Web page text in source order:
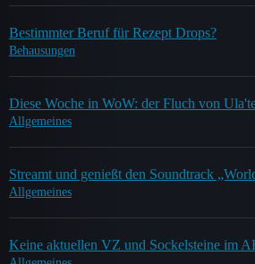
Bestimmter Beruf für Rezept Drops?
Behausungen
Diese Woche in WoW: der Fluch von
Allgemeines
Streamt und genießt den Soundtrack
Allgemeines
Keine aktuellen VZ und Sockelsteine im